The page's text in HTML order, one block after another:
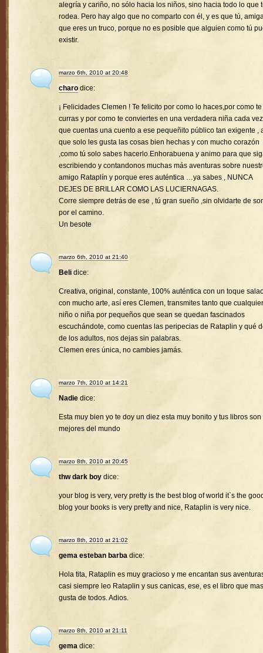
alegría y cariño, no sólo hacia los niños, sino hacia todo lo que
rodea. Pero hay algo que no comparto con él, y es que tú,
que eres un truco, porque no es posible que alguien como tú
existir.
marzo 6th, 2010 at 20:48
charo dice:
¡ Felicidades Clemen ! Te felicito por como lo haces,por como
curras y por como te conviertes en una verdadera niña cada vez
que cuentas una cuento a ese pequeñito público tan exigente ,
que solo les gusta las cosas bien hechas y con mucho corazón
,como tú solo sabes hacerlo.Enhorabuena y animo para que
escribiendo y contandonos muchas más aventuras sobre
amigo Rataplín y porque eres auténtica …ya sabes , NUNCA
DEJES DE BRILLAR COMO LAS LUCIERNAGAS.
Corre siempre detrás de ese , tú gran sueño ,sin olvidarte de
por el camino.
Un besote
marzo 6th, 2010 at 21:40
Beli dice:
Creativa, original, constante, 100% auténtica con un toque
con mucho arte, así eres Clemen, transmites tanto que cualquier
niño o niña por pequeños que sean se quedan fascinados
escuchándote, como cuentas las peripecias de Rataplin y qué
de los adultos, nos dejas sin palabras.
Clemen eres única, no cambies jamás.
marzo 7th, 2010 at 14:21
Nadie dice:
Esta muy bien yo te doy un diez esta muy bonito y tus libros son
mejores del mundo
marzo 8th, 2010 at 20:45
thw dark boy dice:
your blog is very, very pretty is the best blog of world it`s the
blog your books is very pretty and nice, Rataplin is very nice.
marzo 8th, 2010 at 21:02
gema esteban barba dice:
Hola tita, Rataplin es muy gracioso y me encantan sus
casi siempre leo Rataplin y sus canicas, ese, es el libro que
gusta de todos. Adios.
marzo 8th, 2010 at 21:11
gema dice: